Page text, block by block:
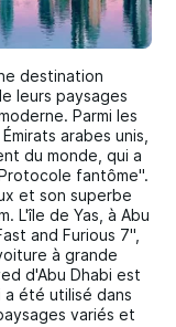
destination
leurs paysages
Parmi les
arabes unis,
du monde, qui a
fantôme".
et son superbe
L'île de Yas, à Abu
and Furious 7",
à grande
d'Abu Dhabi est
été utilisé dans
variés et